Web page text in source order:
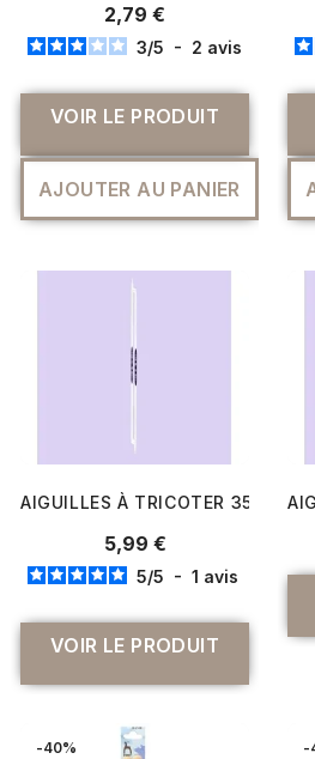
2,79 €
3/5 - 2 avis
VOIR LE PRODUIT
AJOUTER AU PANIER
AIGUILLES À TRICOTER 35 CM À
5,99 €
5/5 - 1 avis
VOIR LE PRODUIT
-40% -